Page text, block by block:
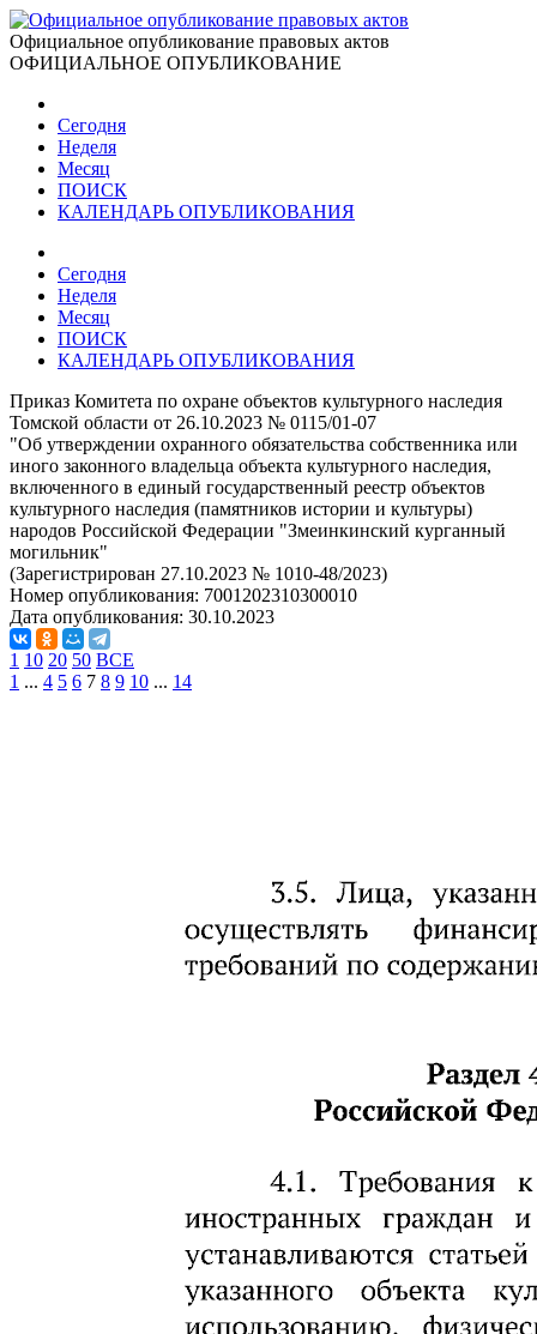
Официальное опубликование правовых актов
ОФИЦИАЛЬНОЕ ОПУБЛИКОВАНИЕ
Сегодня
Неделя
Месяц
ПОИСК
КАЛЕНДАРЬ ОПУБЛИКОВАНИЯ
Сегодня
Неделя
Месяц
ПОИСК
КАЛЕНДАРЬ ОПУБЛИКОВАНИЯ
Приказ Комитета по охране объектов культурного наследия
Томской области от 26.10.2023 № 0115/01-07
"Об утверждении охранного обязательства собственника или
иного законного владельца объекта культурного наследия,
включенного в единый государственный реестр объектов
культурного наследия (памятников истории и культуры)
народов Российской Федерации "Змеинкинский курганный
могильник"
(Зарегистрирован 27.10.2023 № 1010-48/2023)
Номер опубликования: 7001202310300010
Дата опубликования: 30.10.2023
1 10 20 50 ВСЕ
1 ... 4 5 6 7 8 9 10 ... 14